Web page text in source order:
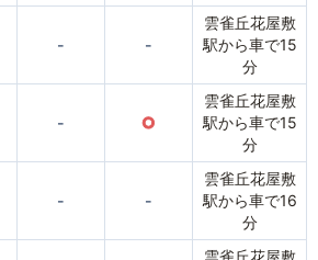
- -
雲雀丘花屋敷
駅から車で15
分
- ○
雲雀丘花屋敷
駅から車で15
分
- -
雲雀丘花屋敷
駅から車で16
分